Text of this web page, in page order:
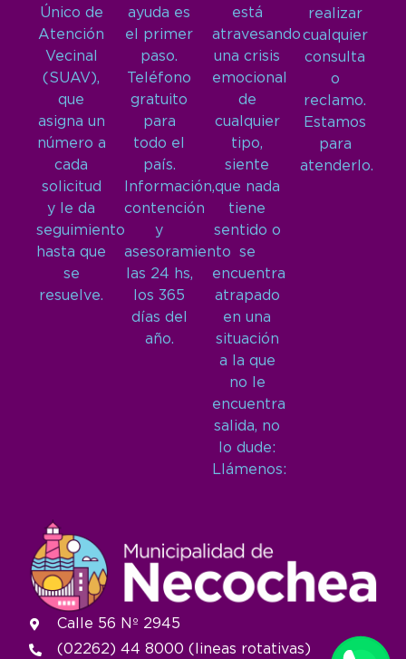
Único de
Atención
Vecinal
(SUAV),
que
asigna un
número a
cada
solicitud
y le da
seguimiento
hasta que
se
resuelve.
ayuda es
el primer
paso.
Teléfono
gratuito
para
todo el
país.
Información,
contención
y
asesoramiento
las 24 hs,
los 365
días del
año.
está
atravesando
una crisis
emocional
de
cualquier
tipo,
siente
que nada
tiene
sentido o
se
encuentra
atrapado
en una
situación
a la que
no le
encuentra
salida, no
lo dude:
Llámenos:
realizar
cualquier
consulta
o
reclamo.
Estamos
para
atenderlo.
Calle 56 Nº 2945
(02262) 44 8000 (lineas rotativas)